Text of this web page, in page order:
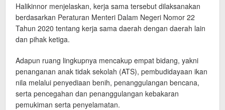
Halikinnor menjelaskan, kerja sama tersebut dilaksanakan
berdasarkan Peraturan Menteri Dalam Negeri Nomor 22
Tahun 2020 tentang kerja sama daerah dengan daerah lain
dan pihak ketiga.
Adapun ruang lingkupnya mencakup empat bidang, yakni
penanganan anak tidak sekolah (ATS), pembudidayaan ikan
nila melalui penyediaan benih, penanggulangan bencana,
serta pencegahan dan penanggulangan kebakaran
pemukiman serta penyelamatan.